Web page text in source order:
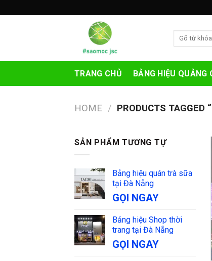
to
Search
TRANG CHỦ BẢNG HIỆU QUẢNG
HOME / PRODUCTS TAGGED
SẢN PHẨM TƯƠNG TỰ
Bảng hiệu quán trà sữa
tại Đà Nẵng
GỌI NGAY
Bảng hiệu Shop thời
trang tại Đà Nẵng
GỌI NGAY